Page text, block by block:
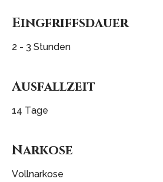
Eingfriffsdauer
2 - 3 Stunden
Ausfallzeit
14 Tage
Narkose
Vollnarkose